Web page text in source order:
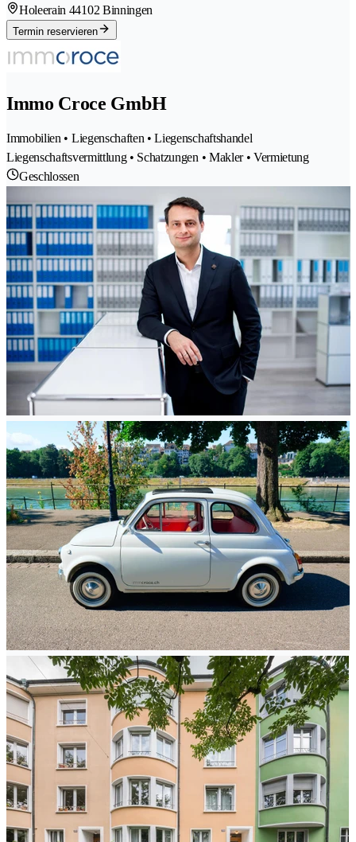
Holeerain 44102 Binningen
Termin reservieren
Immo Croce GmbH
Immobilien • Liegenschaften • Liegenschaftshandel
Liegenschaftsvermittlung • Schatzungen • Makler • Vermietung
Geschlossen